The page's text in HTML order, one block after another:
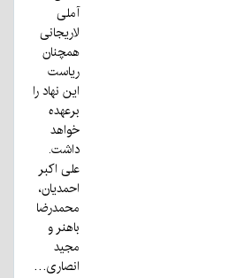
آملی
لاریجانی
همچنان
ریاست
این نهاد را
برعهده
خواهد
داشت.
علی اکبر
احمدیان،
محمدرضا
باهنر و
مجید
انصاری…